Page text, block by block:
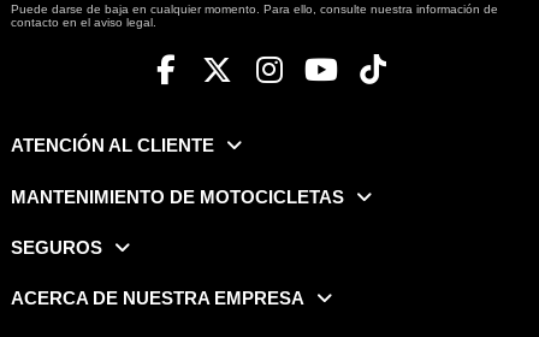
Puede darse de baja en cualquier momento. Para ello, consulte nuestra información de
contacto en el aviso legal.
ATENCIÓN AL CLIENTE
MANTENIMIENTO DE MOTOCICLETAS
SEGUROS
ACERCA DE NUESTRA EMPRESA